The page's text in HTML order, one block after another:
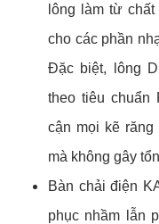
lông làm từ
cho các phần
Đặc biệt, lông
theo tiêu chuẩn
cận mọi kẽ răng
mà không gây
Bàn chải điện
phục nhầm lẫn